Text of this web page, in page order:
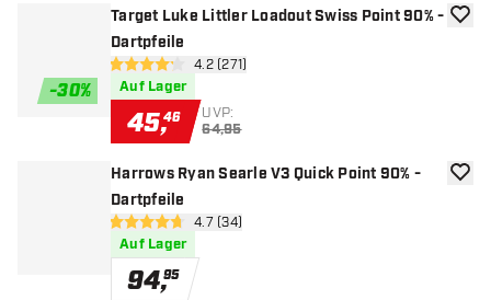
-30%
Target Luke Littler Loadout Swiss Point 90% -
Dartpfeile
Bewertungsbereich öffnen
4.2 Bewertungssterne
4.2 (271)
Auf Lager
45,46 UVP:
64,95
Zur
Harrows Ryan Searle V3 Quick Point 90% -
Dartpfeile
Bewertungsbereich öffnen
4.7 Bewertungssterne
4.7 (34)
Auf Lager
94,95
Zur